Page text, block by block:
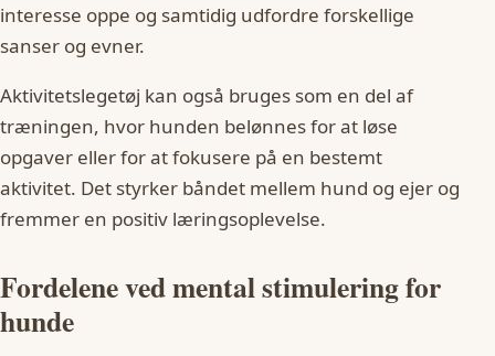
interesse oppe og samtidig udfordre forskellige
sanser og evner.
Aktivitetslegetøj kan også bruges som en del af
træningen, hvor hunden belønnes for at løse
opgaver eller for at fokusere på en bestemt
aktivitet. Det styrker båndet mellem hund og ejer og
fremmer en positiv læringsoplevelse.
Fordelene ved mental stimulering for
hunde